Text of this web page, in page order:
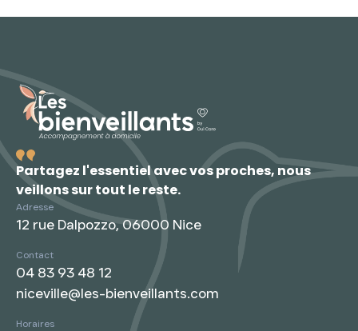
Partagez l'essentiel avec vos proches, nous
veillons sur tout le reste.
Adresse
12 rue Dalpozzo, 06000 Nice
Contact
04 83 93 48 12
niceville@les-bienveillants.com
Horaires